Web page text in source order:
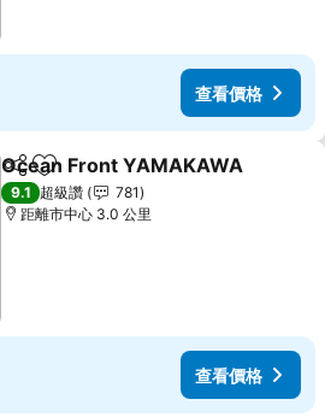
查看價格
分享 加入我的最愛
Ocean Front YAMAKAWA
9.1 超級讚
781
距離市中心 3.0 公里
查看價格